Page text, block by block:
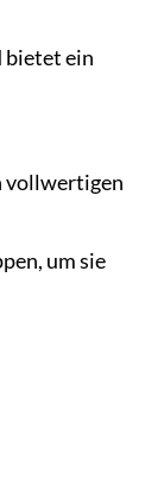
bietet ein
vollwertigen
um sie